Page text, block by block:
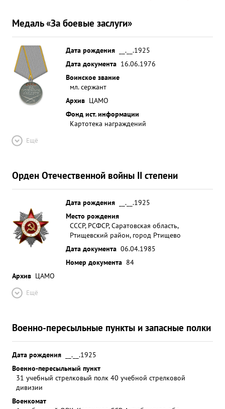
Медаль «За боевые заслуги»
Дата рождения
__.__.1925
Дата документа 16.06.1976
Воинское звание
мл. сержант
Архив ЦАМО
Фонд ист. информации
Картотека награждений
Ещё
Орден Отечественной войны II степени
Дата рождения
__.__.1925
Место рождения
СССР, РСФСР, Саратовская область,
Ртищевский район, город Ртищево
Дата документа 06.04.1985
Номер документа 84
Архив ЦАМО
Ещё
Военно-пересыльные пункты и запасные полки
Дата рождения
__.__.1925
Военно-пересыльный пункт
31 учебный стрелковый полк 40 учебной стрелковой
дивизии
Военкомат